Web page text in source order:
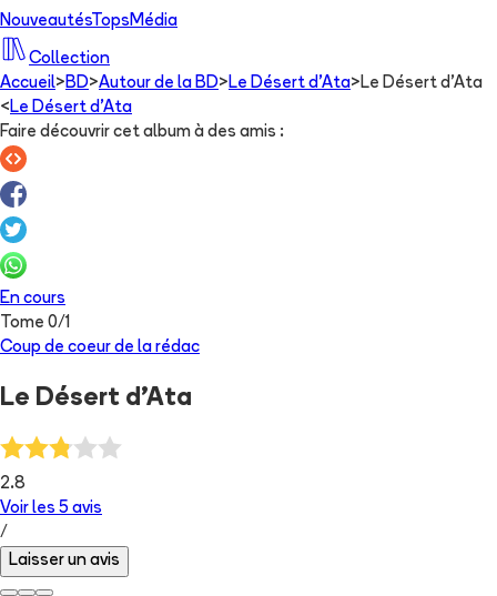
NouveautésTops Média
Collection
Accueil> BD>Autour de la BD> Le Désert d'Ata> Le Désert d'Ata
< Le Désert d'Ata
Faire découvrir cet album à des amis :
En cours
Tome 0/1
Coup de coeur de la rédac
Le Désert d'Ata
2.8
Voir les 5 avis
/
Laisser un avis